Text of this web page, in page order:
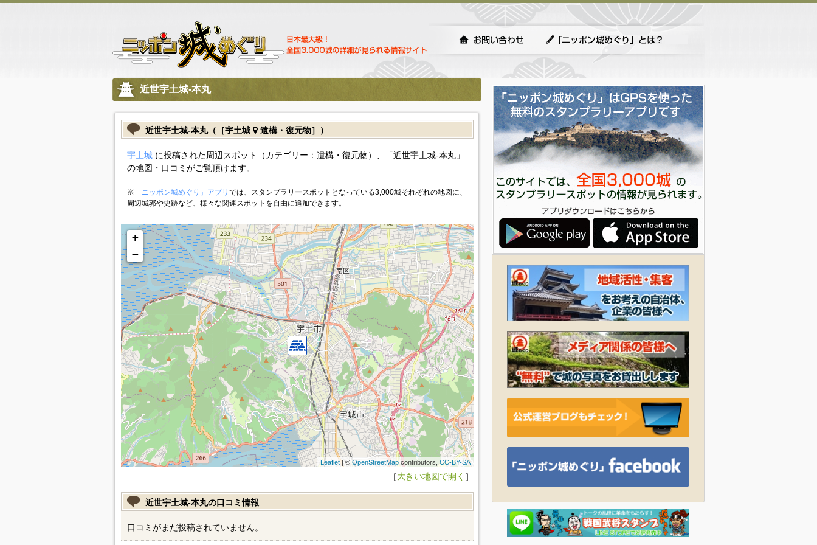
近世宇土城-本丸
近世宇土城-本丸（［宇土城 遺構・復元物］）
宇土城に投稿された周辺スポット（カテゴリー：遺構・復元物）、「近世宇土城-本丸」
の地図・口コミがご覧頂けます。
※ 「ニッポン城めぐり」アプリ では、スタンプラリースポットとなっている3,000城それぞれの地図に、
周辺城郭や史跡など、様々な関連スポットを自由に追加できます。
+
−
Leaflet| © OpenStreetMapcontributors, CC-BY-SA
［大きい地図で開く ］
近世宇土城-本丸の口コミ情報
口コミがまだ投稿されていません。